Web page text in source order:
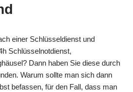
einer Schlüsseldienst und
Schlüsselnotdienst,
Dann haben Sie diese durch
Warum sollte man sich dann
befassen, für den Fall, dass man